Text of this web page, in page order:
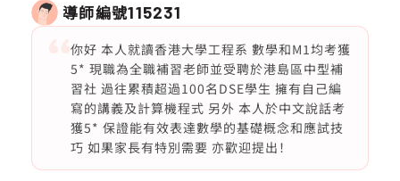
導師編號115231
你好 本人就讀香港大學工程系 數學和M1均考獲
5* 現職為全職補習老師並受聘於港島區中型補
習社 過往累積超過100名DSE學生 擁有自己編
寫的講義及計算機程式 另外 本人於中文說話考
獲5* 保證能有效表達數學的基礎概念和應試技
巧 如果家長有特別需要 亦歡迎提出！